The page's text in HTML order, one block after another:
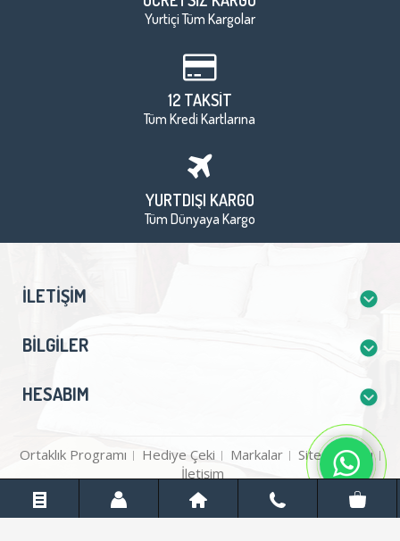
Yurtiçi Tüm Kargolar
12 TAKSİT
Tüm Kredi Kartlarına
YURTDIŞI KARGO
Tüm Dünyaya Kargo
İLETIŞIM
BILGILER
HESABIM
Ortaklık Programı Hediye Çeki Markalar
Site Haritası
İletişim
Çeyiz Burda © 2026 - Tüm Hakları Saklıdır.